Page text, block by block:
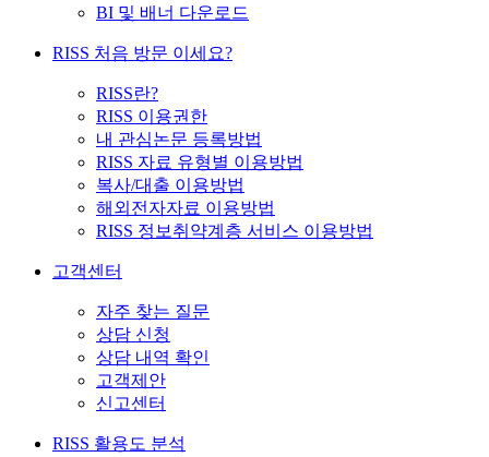
BI 및 배너 다운로드
RISS 처음 방문 이세요?
RISS란?
RISS 이용권한
내 관심논문 등록방법
RISS 자료 유형별 이용방법
복사/대출 이용방법
해외전자자료 이용방법
RISS 정보취약계층 서비스 이용방법
고객센터
자주 찾는 질문
상담 신청
상담 내역 확인
고객제안
신고센터
RISS 활용도 분석